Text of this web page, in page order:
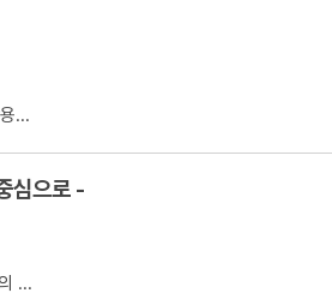
...
심으로 -
...